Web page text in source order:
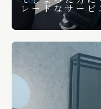
レードなサー